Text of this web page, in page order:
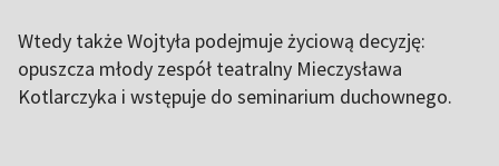
Wtedy także Wojtyła podejmuje życiową decyzję:
opuszcza młody zespół teatralny Mieczysława
Kotlarczyka i wstępuje do seminarium duchownego.